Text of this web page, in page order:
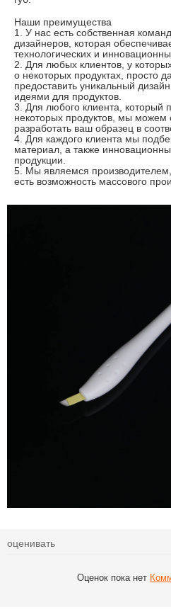
Наши преимущества
1. У нас есть собственная
дизайнеров, которая
технологических и
2. Для любых клиентов, у
о некоторых продуктах, просто
предоставить уникальный
идеями для продуктов.
3. Для любого клиента, который
некоторых продуктов, мы можем
разработать ваш образец в
4. Для каждого клиента мы
материал, а также
продукции.
5. Мы являемся
есть возможность массового
оценивать
Оценок пока нет